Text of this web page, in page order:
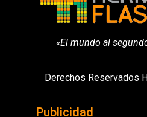
«El mundo al
Derechos Reservados
Publicidad